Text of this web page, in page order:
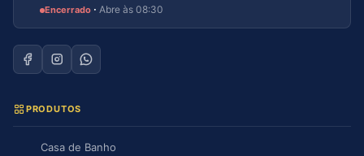
Encerrado · Abre às 08:30
PRODUTOS
Casa de Banho